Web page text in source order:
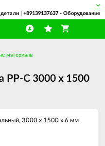
| +89139137637 - Оборудование
материалы
PP-C 3000 х 1500
3000 х 1500 х 6 мм